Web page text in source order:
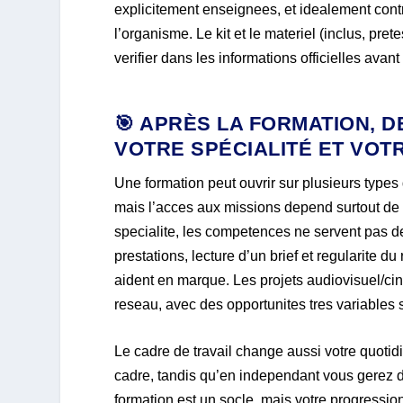
explicitement enseignees, et idealement
l’organisme. Le kit et le materiel (inclus,
verifier dans les informations officielles
🎯 APRÈS LA FORMATION,
VOTRE SPÉCIALITÉ ET
Une formation peut ouvrir sur plusieurs
mais l’acces aux missions depend surtout
specialite, les competences ne servent pas
prestations, lecture d’un brief et regularite
aident en marque. Les projets audiovisuel/
reseau, avec des opportunites tres variables
Le cadre de travail change aussi votre
cadre, tandis qu’en independant vous